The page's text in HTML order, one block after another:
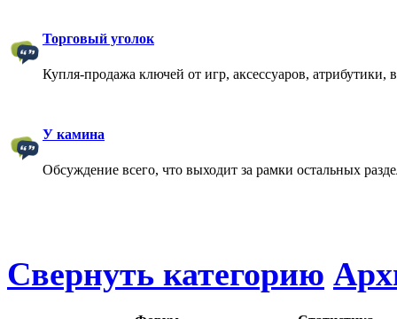
Торговый уголок
Купля-продажа ключей от игр, аксессуаров, атрибутики,
У камина
Обсуждение всего, что выходит за рамки остальных
Свернуть категорию